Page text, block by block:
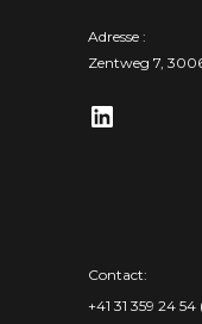
Adresse :
Zentweg 7,
Contact:
+41 31 359 24